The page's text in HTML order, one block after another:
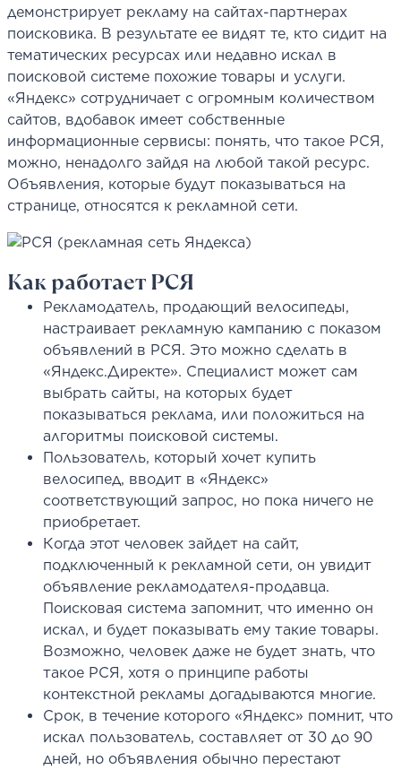
демонстрирует рекламу на сайтах-партнерах
поисковика. В результате ее видят те, кто сидит на
тематических ресурсах или недавно искал в
поисковой системе похожие товары и услуги.
«Яндекс» сотрудничает с огромным количеством
сайтов, вдобавок имеет собственные
информационные сервисы: понять, что такое РСЯ,
можно, ненадолго зайдя на любой такой ресурс.
Объявления, которые будут показываться на
странице, относятся к рекламной сети.
Как работает РСЯ
Рекламодатель, продающий велосипеды,
настраивает рекламную кампанию с показом
объявлений в РСЯ. Это можно сделать в
«Яндекс.Директе». Специалист может сам
выбрать сайты, на которых будет
показываться реклама, или положиться на
алгоритмы поисковой системы.
Пользователь, который хочет купить
велосипед, вводит в «Яндекс»
соответствующий запрос, но пока ничего не
приобретает.
Когда этот человек зайдет на сайт,
подключенный к рекламной сети, он увидит
объявление рекламодателя-продавца.
Поисковая система запомнит, что именно он
искал, и будет показывать ему такие товары.
Возможно, человек даже не будет знать, что
такое РСЯ, хотя о принципе работы
контекстной рекламы догадываются многие.
Срок, в течение которого «Яндекс» помнит, что
искал пользователь, составляет от 30 до 90
дней, но объявления обычно перестают